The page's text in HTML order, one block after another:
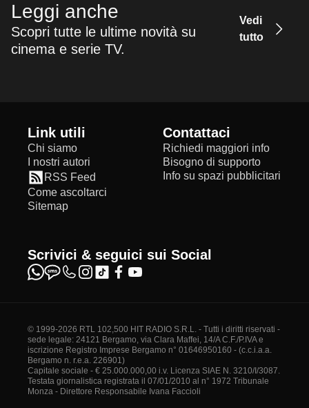
Leggi anche
Scopri tutte le ultime novità su
cinema e serie TV.
Vedi
tutto
Link utili
Chi siamo
I nostri autori
RSS Feed
Come ascoltarci
Sitemap
Contattaci
Richiedi maggiori info
Bisogno di supporto
Info su spazi pubblicitari
Scrivici & seguici sui Social
© 1999-2026 RTL 102,500 HIT RADIO S.R.L. - Tutti i diritti riservati -
sede legale: 24121 Bergamo, via Clara Maffei, 14/A C.F./P.IVA e
iscrizione Registro Imprese Bergamo n° 01646950160 - (c.c.i.a.a.
Bergamo n. r.e.a. 226901)
Capitale sociale - € 25.000.000,00 i.v. Licenza SIAE N. 3210/I/3087.
Testata giornalistica registrata il 07/01/2010 al n° 1972 Tribunale
Monza - Direttore Responsabile Ivana Faccioli